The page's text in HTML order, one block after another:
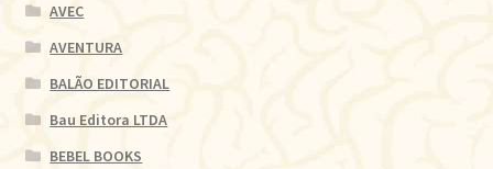
AVEC
AVENTURA
BALÃO EDITORIAL
Bau Editora LTDA
BEBEL BOOKS